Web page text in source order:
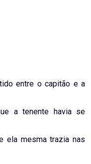
entre o capitão e a
a tenente havia se
ela mesma trazia nas